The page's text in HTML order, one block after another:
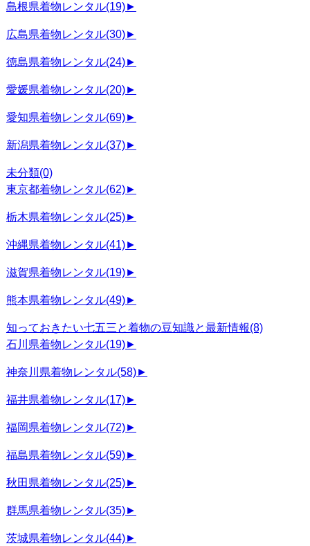
島根県着物レンタル(19)►
広島県着物レンタル(30)►
徳島県着物レンタル(24)►
愛媛県着物レンタル(20)►
愛知県着物レンタル(69)►
新潟県着物レンタル(37)►
未分類(0)
東京都着物レンタル(62)►
栃木県着物レンタル(25)►
沖縄県着物レンタル(41)►
滋賀県着物レンタル(19)►
熊本県着物レンタル(49)►
知っておきたい七五三と着物の豆知識と最新情報(8)
石川県着物レンタル(19)►
神奈川県着物レンタル(58)►
福井県着物レンタル(17)►
福岡県着物レンタル(72)►
福島県着物レンタル(59)►
秋田県着物レンタル(25)►
群馬県着物レンタル(35)►
茨城県着物レンタル(44)►